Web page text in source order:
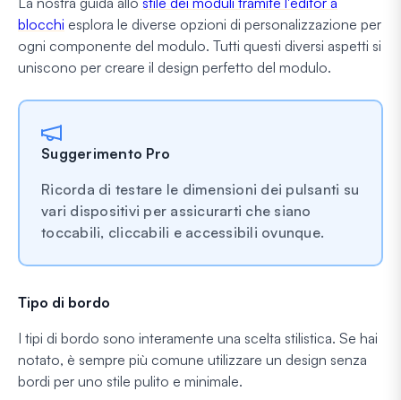
blocchi esplora le diverse opzioni di personalizzazione per
ogni componente del modulo. Tutti questi diversi aspetti si
uniscono per creare il design perfetto del modulo.
Suggerimento Pro
Ricorda di testare le dimensioni dei pulsanti su
vari dispositivi per assicurarti che siano
toccabili, cliccabili e accessibili ovunque.
Tipo di bordo
I tipi di bordo sono interamente una scelta stilistica. Se hai
notato, è sempre più comune utilizzare un design senza
bordi per uno stile pulito e minimale.